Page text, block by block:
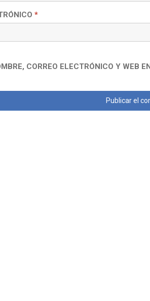
*
CORREO ELECTRÓNICO Y WEB